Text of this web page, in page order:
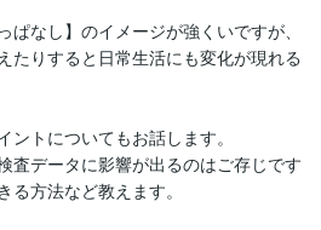
なし】のイメージが強くいですが、
たりすると日常生活にも変化が現れる
トについてもお話します。
査データに影響が出るのはご存じです
方法など教えます。